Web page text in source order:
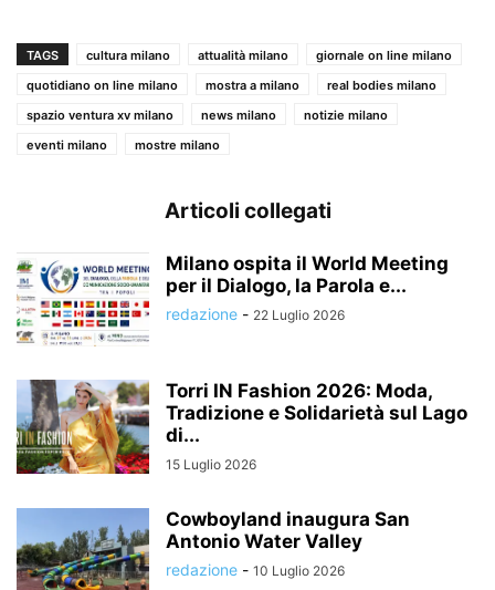
TAGS cultura milano attualità milano
giornale on line milano
quotidiano on line milano
mostra a milano
real bodies milano
spazio ventura xv milano
news milano
notizie milano
eventi milano
mostre milano
Articoli collegati
Milano ospita il World Meeting
per il Dialogo, la Parola e...
redazione - 22 Luglio 2026
Torri IN Fashion 2026: Moda,
Tradizione e Solidarietà sul Lago
di...
15 Luglio 2026
Cowboyland inaugura San
Antonio Water Valley
redazione - 10 Luglio 2026